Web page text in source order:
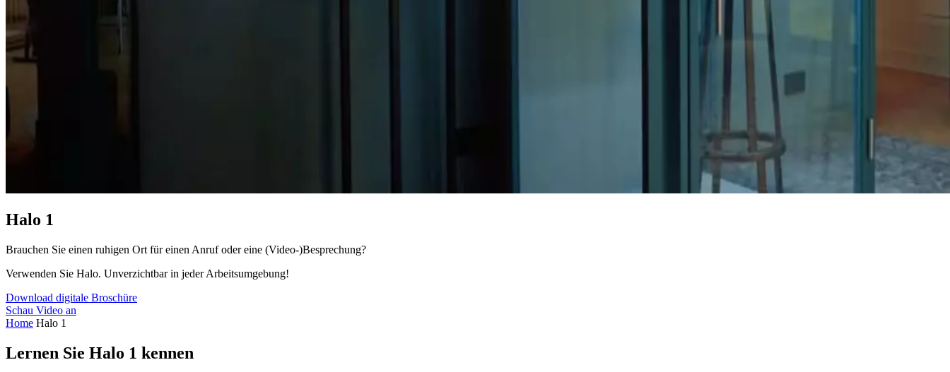
Halo 1
Brauchen Sie einen ruhigen Ort für einen Anruf oder eine (Video-)Besprechung?
Verwenden Sie Halo. Unverzichtbar in jeder Arbeitsumgebung!
Download digitale Broschüre
Schau Video an
Home Halo 1
Lernen Sie Halo 1 kennen